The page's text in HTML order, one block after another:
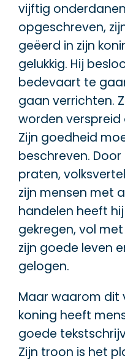
vijftig
opgeschreven,
geëerd in zijn
gelukkig. Hij
bedevaart te
gaan verrichten.
worden verspreid
Zijn goedheid
beschreven.
praten,
zijn mensen met
handelen heeft
gekregen, vol
zijn goede leven
gelogen.
Maar waarom dit
koning heeft
goede
Zijn troon is het